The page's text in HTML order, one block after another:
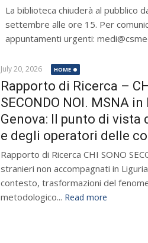
La biblioteca chiuderà al pubblico
settembre alle ore 15. Per
appuntamenti urgenti:
July 20, 2026 HOME
Rapporto di Ricerca –
SECONDO NOI. MSNA
Genova: Il punto di vista
e degli operatori delle
Rapporto di Ricerca CHI SONO
stranieri non accompagnati in
contesto, trasformazioni del
metodologico... Read more